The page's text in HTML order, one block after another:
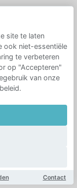
site te laten
ook niet-essentiële
te verbeteren
op "Accepteren"
van onze
Contact